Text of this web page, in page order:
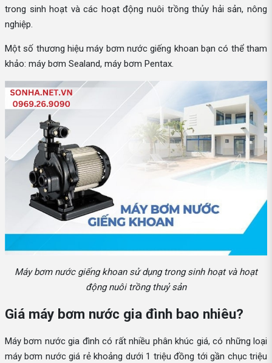
trong sinh hoạt và các hoạt động nuôi trồng thủy hải sản, nông
nghiệp.
Một số thương hiệu máy bơm nước giếng khoan bạn có thể tham
khảo: máy bơm Sealand, máy bơm Pentax.
Máy bơm nước giếng khoan sử dụng trong sinh hoạt và hoạt
động nuôi trồng thuỷ sản
Giá máy bơm nước gia đình bao nhiêu?
Máy bơm nước gia đình có rất nhiều phân khúc giá, có những loại
máy bơm nước giá rẻ khoảng dưới 1 triệu đồng tới gần chục triệu